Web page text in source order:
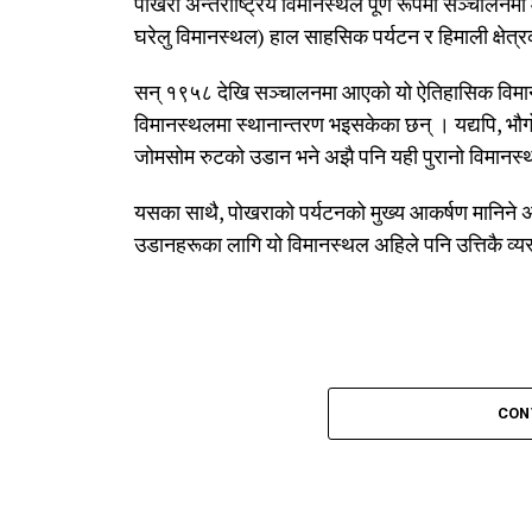
घरेलु विमानस्थल) हाल साहसिक पर्यटन र हिमाली
सन् १९५८ देखि सञ्चालनमा आएको यो ऐतिहासिक
विमानस्थलमा स्थानान्तरण भइसकेका छन् । यद्यपि,
जोमसोम रुटको उडान भने अझै पनि यही पुरानो
यसका साथै, पोखराको पर्यटनको मुख्य आकर्षण मानिने
उडानहरूका लागि यो विमानस्थल अहिले पनि उत्तिकै